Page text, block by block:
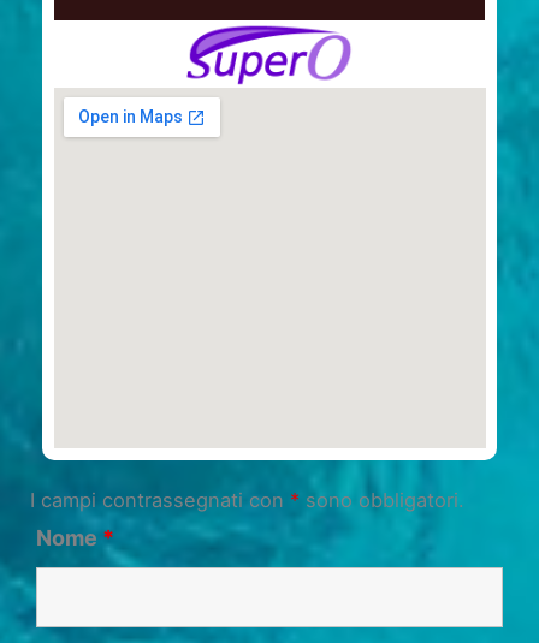
I campi contrassegnati con * sono obbligatori.
Nome *